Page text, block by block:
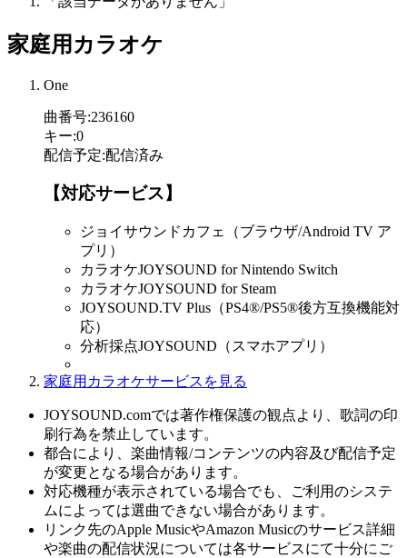
家庭用カラオケ
One
曲番号:236160
キー:0
配信予定:配信済み
【対応サービス】
ジョイサウンドカフェ（ブラウザ/Android TV ア
プリ）
カラオケJOYSOUND for Nintendo Switch
カラオケJOYSOUND for Steam
JOYSOUND.TV Plus（PS4®/PS5®後方互換機能対
応）
分析採点JOYSOUND（スマホアプリ）
家庭用カラオケサービスを見る
JOYSOUND.comでは著作権保護の観点より、歌詞の印
刷行為を禁止しています。
都合により、楽曲情報/コンテンツの内容及び配信予定
が変更となる場合があります。
対応機種が表示されている場合でも、ご利用のシステ
ムによっては選曲できない場合があります。
リンク先のApple MusicやAmazon Musicのサービス詳細
や楽曲の配信状況については各サービスにて十分にご